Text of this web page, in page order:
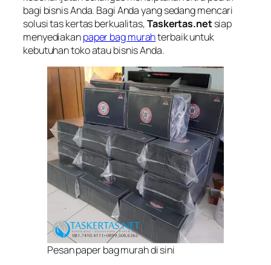
bagi bisnis Anda. Bagi Anda yang sedang mencari
solusi tas kertas berkualitas,Taskertas.netsiap
menyediakanpaper bag murahterbaik untuk
kebutuhan toko atau bisnis Anda.
Pesan paper bag murah di sini